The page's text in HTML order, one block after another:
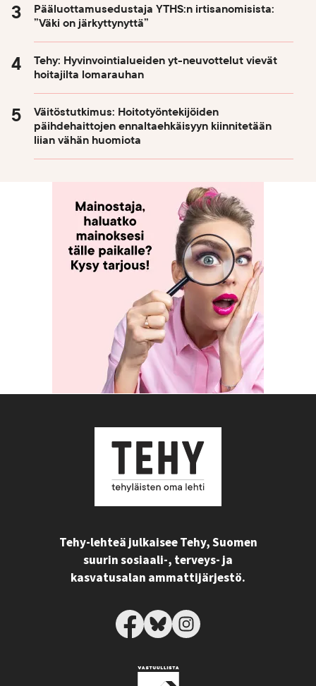
Pääluottamusedustaja YTHS:n irtisanomisista:
”Väki on järkyttynyttä”
Tehy: Hyvinvointialueiden yt-neuvottelut vievät
hoitajilta lomarauhan
Väitöstutkimus: Hoitotyöntekijöiden
päihdehaittojen ennaltaehkäisyyn kiinnitetään
liian vähän huomiota
Tehy-lehteä julkaisee Tehy, Suomen
suurin sosiaali-, terveys- ja
kasvatusalan ammattijärjestö.